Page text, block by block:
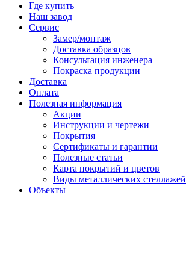
Где купить
Наш завод
Сервис
Замер/монтаж
Доставка образцов
Консультация инженера
Покраска продукции
Доставка
Оплата
Полезная информация
Акции
Инструкции и чертежи
Покрытия
Сертификаты и гарантии
Полезные статьи
Карта покрытий и цветов
Виды металлических стеллажей
Объекты